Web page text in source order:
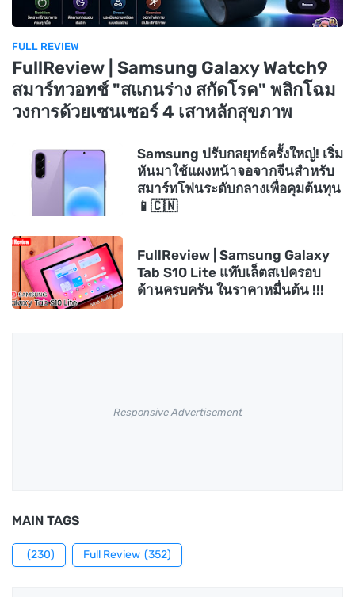
FULL REVIEW
FullReview | Samsung Galaxy Watch9
สมาร์ทวอทช์ "สแกนร่าง สกัดโรค" พลิกโฉม
วงการด้วยเซนเซอร์ 4 เสาหลักสุขภาพ
Samsung ปรับกลยุทธ์ครั้งใหญ่! เริ่ม
หันมาใช้แผงหน้าจอจากจีนสำหรับ
สมาร์ทโฟนระดับกลางเพื่อคุมต้นทุน
📱🇨🇳
FullReview | Samsung Galaxy
Tab S10 Lite แท๊บเล็ตสเปครอบ
ด้านครบครัน ในราคาหมื่นต้น !!!
Responsive Advertisement
MAIN TAGS
(230) Full Review (352)